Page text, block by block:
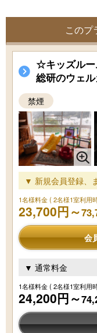
このプ
☆キッズルー
総研のウェ
禁煙
▼ 新規会員登録、
1名様料金( 2名様1室利用
23,700円～
会
▼ 通常料金
1名様料金( 2名様1室利用
24,200円～